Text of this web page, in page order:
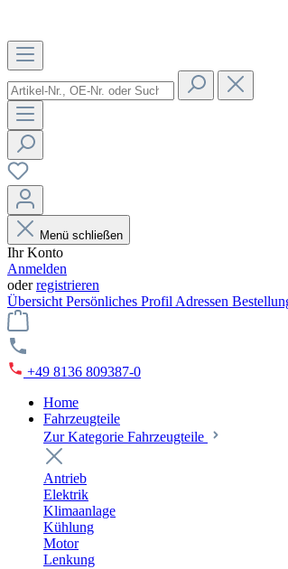
Menü schließen
Ihr Konto
Anmelden
oderregistrieren
Übersicht Persönliches Profil Adressen
+49 8136 809387-0
Home
Fahrzeugteile
Zur Kategorie Fahrzeugteile
Antrieb
Elektrik
Klimaanlage
Kühlung
Motor
Lenkung